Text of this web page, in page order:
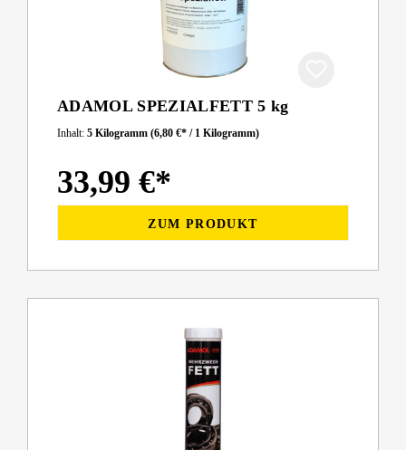
ADAMOL SPEZIALFETT 5 kg
Inhalt: 5 Kilogramm (6,80 €* / 1 Kilogramm)
33,99 €*
ZUM PRODUKT